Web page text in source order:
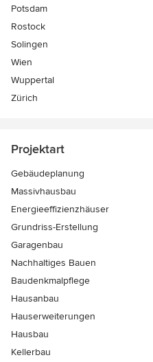
Potsdam
Rostock
Solingen
Wien
Wuppertal
Zürich
Projektart
Gebäudeplanung
Massivhausbau
Energieeffizienzhäuser
Grundriss-Erstellung
Garagenbau
Nachhaltiges Bauen
Baudenkmalpflege
Hausanbau
Hauserweiterungen
Hausbau
Kellerbau